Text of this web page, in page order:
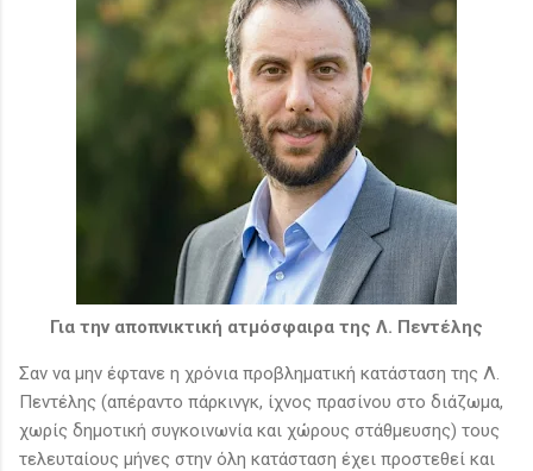
Για την αποπνικτική ατμόσφαιρα της Λ. Πεντέλης
Σαν να μην έφτανε η χρόνια προβληματική κατάσταση της Λ.
Πεντέλης (απέραντο πάρκινγκ, ίχνος πρασίνου στο διάζωμα,
χωρίς δημοτική συγκοινωνία και χώρους στάθμευσης) τους
τελευταίους μήνες στην όλη κατάσταση έχει προστεθεί και